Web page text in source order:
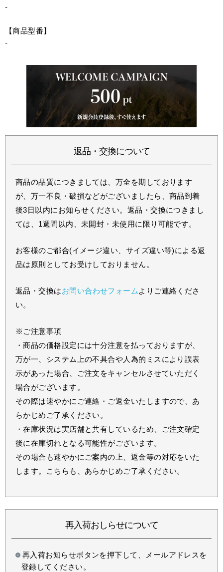
-
【商品型番】
-
返品・交換について
商品の品質につきましては、万全を期しております
が、万一不良・破損などがございましたら、商品到着
後3日以内にお知らせください。返品・交換につきまし
ては、1週間以内、未開封・未使用に限り可能です。
お客様のご都合(イメージ違い、サイズ違い等)による返
品は原則としてお受けしておりません。
返品・交換はお問い合わせフォーム よりご連絡くださ
い。
※ご注意事項
・商品の価格設定には十分注意を払っておりますが、
万が一、システム上の不具合や人為的ミスにより誤表
示があった場合、ご注文をキャンセルさせていただく
場合がございます。
その際は速やかにご連絡・ご返金いたしますので、あ
らかじめご了承ください。
・在庫状況は実店舗と共有しているため、ご注文確定
後に在庫切れとなる可能性がございます。
その場合も速やかにご案内の上、返金等の対応をいた
します。こちらも、あらかじめご了承ください。
再入荷おしらせについて
再入荷お知らせボタンを押下して、メールアドレスを
登録してください。